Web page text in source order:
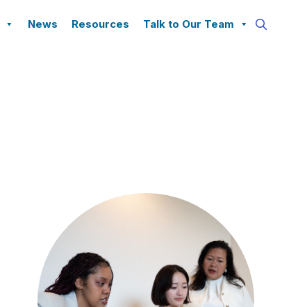
News Resources Talk to Our Team